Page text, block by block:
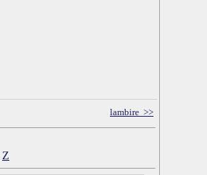
lambire >>
Z